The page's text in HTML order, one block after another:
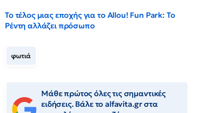
Το τέλος μιας εποχής για το Allou! Fun Park: Το
Ρέντη αλλάζει πρόσωπο
φωτιά
Μάθε πρώτος όλες τις σημαντικές
ειδήσεις. Βάλε το alfavita.gr στα